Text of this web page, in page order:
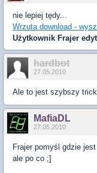
nie lepiej tędy...
Wrzuta download -
Użytkownik Frajer
hardbot
27.05.2010
Ale to jest szybszy trick
MafiaDL
27.05.2010
Frajer pomyśl gdzie
ale po co ;]